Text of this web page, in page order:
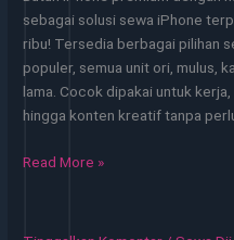
sebagai solusi sewa iPhone
ribu! Tersedia berbagai pilihan
populer, semua unit ori, mulus,
lama. Cocok dipakai untuk
hingga konten kreatif tanpa
Transgo
Read More »